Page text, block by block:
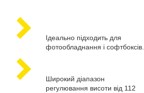
Ідеально підходить для
фотообладнання і софтбоксів.
Широкий діапазон
регулювання висоти від 112